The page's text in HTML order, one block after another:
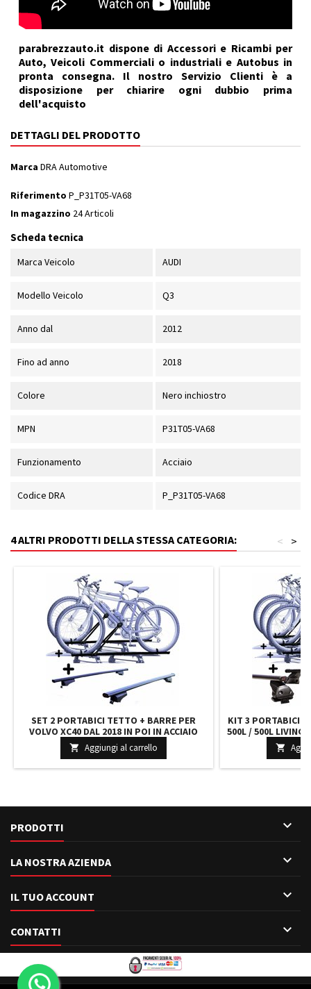
parabrezzauto.it dispone di Accessori e Ricambi per
Auto, Veicoli Commerciali o industriali e Autobus in
pronta consegna. Il nostro Servizio Clienti è a
disposizione per chiarire ogni dubbio prima
dell'acquisto
DETTAGLI DEL PRODOTTO
Marca DRA Automotive
Riferimento P_P31T05-VA68
In magazzino 24 Articoli
Scheda tecnica
Marca Veicolo AUDI
Modello Veicolo Q3
Anno dal 2012
Fino ad anno 2018
Colore Nero inchiostro
MPN P31T05-VA68
Funzionamento Acciaio
Codice DRA P_P31T05-VA68
4 ALTRI PRODOTTI DELLA STESSA CATEGORIA: >
<
SET 2 PORTABICI TETTO + BARRE PER
VOLVO XC40 DAL 2018 IN POI IN ACCIAIO
VERSATILI BARRE 127 CM + KIT ATTACCHI
MONTAGGIO FACILE
 Aggiungi al carrello
KIT 3 PORTABICI
500L / 500L LIVING
BARRE DA

PRODOTTI 
LA NOSTRA AZIENDA 
IL TUO ACCOUNT 
CONTATTI 